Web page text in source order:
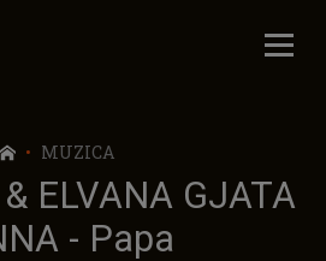
MUZICA
ELVANA GJATA
- Papa